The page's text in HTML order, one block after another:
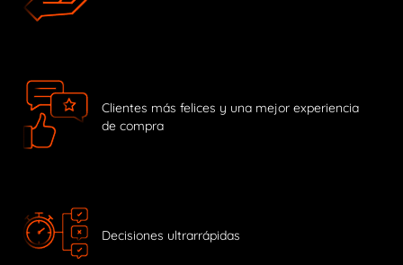
Clientes más felices y una mejor experiencia
de compra
Decisiones ultrarrápidas